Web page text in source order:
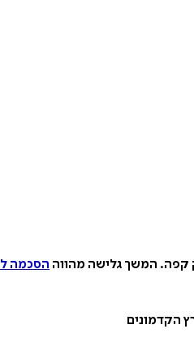
קפה. המשך גלישה מהווה הסכמה
הקדמונים